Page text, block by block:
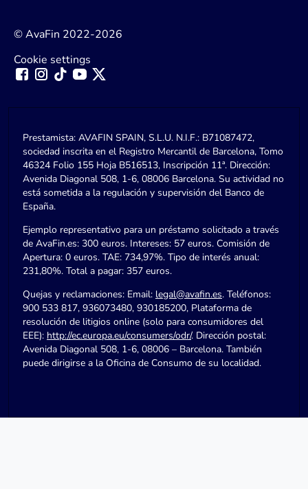
© AvaFin 2022-2026
Cookie settings
Prestamista: AVAFIN SPAIN, S.L.U. N.I.F.: B71087472,
sociedad inscrita en el Registro Mercantil de Barcelona, Tomo
46324 Folio 155 Hoja B516513, Inscripción 11ª. Dirección:
Avenida Diagonal 508, 1-6, 08006 Barcelona. Su actividad no
está sometida a la regulación y supervisión del Banco de
España.
Ejemplo representativo para un préstamo solicitado a través
de AvaFin.es: 300 euros. Intereses: 57 euros. Comisión de
Apertura: 0 euros. TAE: 734,97%. Tipo de interés anual:
231,80%. Total a pagar: 357 euros.
Quejas y reclamaciones: Email: legal@avafin.es. Teléfonos:
900 533 817, 936073480, 930185200, Plataforma de
resolución de litigios online (solo para consumidores del
EEE): http://ec.europa.eu/consumers/odr/. Dirección postal:
Avenida Diagonal 508, 1-6, 08006 – Barcelona. También
puede dirigirse a la Oficina de Consumo de su localidad.